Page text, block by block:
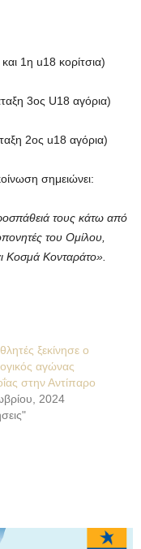
1η u18 κορίτσια)
3ος U18 αγόρια)
2ος u18 αγόρια)
σημειώνει:
τους κάτω από
του Ομίλου,
Κοσμά Κονταράτο».
ξεκίνησε ο
αγώνας
στην Αντίπαρο
2024